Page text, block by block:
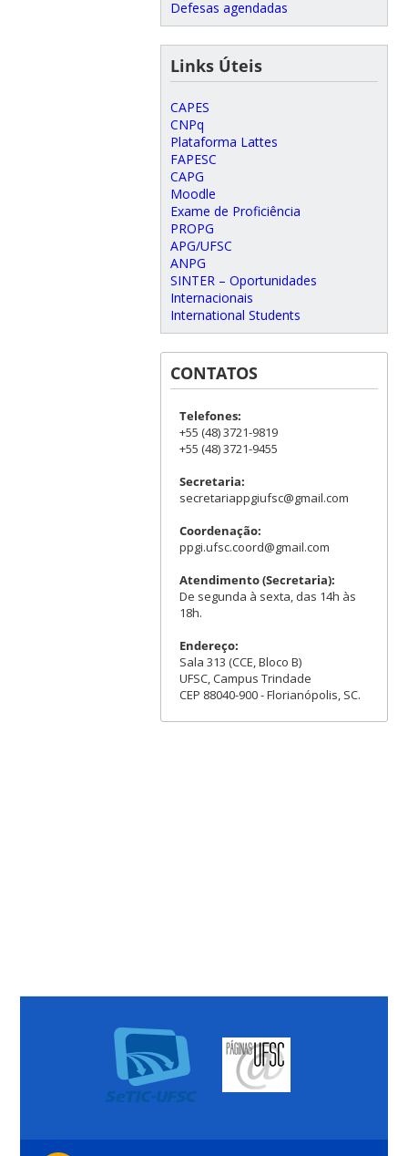
Defesas agendadas
Links Úteis
CAPES
CNPq
Plataforma Lattes
FAPESC
CAPG
Moodle
Exame de Proficiência
PROPG
APG/UFSC
ANPG
SINTER – Oportunidades
Internacionais
International Students
CONTATOS
Telefones:
+55 (48) 3721-9819
+55 (48) 3721-9455
Secretaria:
secretariappgiufsc@gmail.com
Coordenação:
ppgi.ufsc.coord@gmail.com
Atendimento (Secretaria):
De segunda à sexta, das 14h às
18h.
Endereço:
Sala 313 (CCE, Bloco B)
UFSC, Campus Trindade
CEP 88040-900 - Florianópolis, SC.